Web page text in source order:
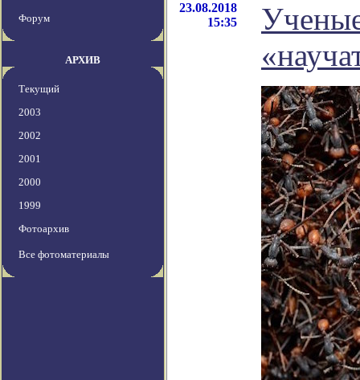
Форум
АРХИВ
Текущий
2003
2002
2001
2000
1999
Фотоархив
Все фотоматериалы
23.08.2018
15:35